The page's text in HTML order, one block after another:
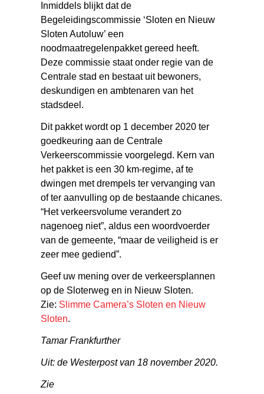
Inmiddels blijkt dat de
Begeleidingscommissie ‘Sloten en Nieuw
Sloten Autoluw’ een
noodmaatregelenpakket gereed heeft.
Deze commissie staat onder regie van de
Centrale stad en bestaat uit bewoners,
deskundigen en ambtenaren van het
stadsdeel.
Dit pakket wordt op 1 december 2020 ter
goedkeuring aan de Centrale
Verkeerscommissie voorgelegd. Kern van
het pakket is een 30 km-regime, af te
dwingen met drempels ter vervanging van
of ter aanvulling op de bestaande chicanes.
“Het verkeersvolume verandert zo
nagenoeg niet”, aldus een woordvoerder
van de gemeente, “maar de veiligheid is er
zeer mee gediend”.
Geef uw mening over de verkeersplannen
op de Sloterweg en in Nieuw Sloten.
Zie: Slimme Camera’s Sloten en Nieuw
Sloten.
Tamar Frankfurther
Uit: de Westerpost van 18 november 2020.
Zie